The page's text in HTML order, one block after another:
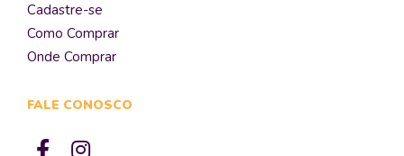
Cadastre-se
Como Comprar
Onde Comprar
FALE CONOSCO